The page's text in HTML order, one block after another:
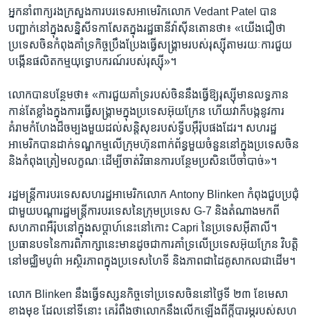
អ្នកនាំពាក្យ​រង​ក្រសួង​ការបរទេស​អាមេរិក​លោក Vedant Patel បាន​
បញ្ជាក់​នៅ​ក្នុង​សន្និសីទ​កាសែត​ក្នុង​រដ្ឋធានី​វ៉ាស៊ីនតោន​ថា៖ «យើង​ជឿ​ថា
ប្រទេស​ចិន​កំពុង​គាំទ្រ​កិច្ច​ប្រឹងប្រែង​ធ្វើ​សង្គ្រាម​របស់​រុស្ស៊ី​តាម​រយៈ​ការ​ជួយ​
បង្កើន​ផលិតកម្ម​យុទ្ធោបករណ៍​របស់​រុស្ស៊ី»។
លោក​បាន​បន្ថែម​ថា៖ «ការ​ជួយ​គាំទ្រ​របស់​ចិន​នឹង​ធ្វើ​ឱ្យ​រុស្ស៊ី​មាន​លទ្ធភាន​
កាន់តែ​ខ្លាំង​ក្នុង​ការ​ធ្វើ​សង្គ្រាម​ក្នុង​ប្រទេស​អ៊ុយក្រែន ហើយ​វា​ក៏​បង្ក​នូវ​ការ​
គំរាមកំហែង​ដ៏​ចម្បង​មួយ​ដល់​សន្តិសុខ​របស់​ទ្វីប​អ៊ឺរ៉ុប​ផងដែរ។ សហរដ្ឋ​
អាមេរិកបាន​ដាក់​ទណ្ឌកម្ម​លើ​ក្រុមហ៊ុន​ពាក់ព័ន្ធ​មួយ​ចំនួន​នៅ​ក្នុង​ប្រទេស​ចិន
និង​កំពុង​ត្រៀម​លក្ខណៈ​ដើម្បី​ចាត់​វិធានការ​បន្ថែម​ប្រសិនបើ​ចាំបាច់»។
រដ្ឋមន្ត្រី​ការបរទេស​សហរដ្ឋ​អាមេរិក​លោក Antony Blinken កំពុង​ជួប​ប្រជុំ​
ជាមួយ​បណ្ដា​រដ្ឋមន្ត្រី​ការបរទេស​នៃ​ក្រុម​ប្រទេស G-7 និង​តំណាង​មកពី​
សហភាព​អឺរ៉ុប​នៅ​ក្នុង​សប្តាហ៍​នេះ​នៅ​កោះ Capri នៃ​ប្រទេស​អ៊ីតាលី។
ប្រធានបទ​នៃ​ការ​ពិភាក្សា​នេះ​មាន​ដូចជា​ការ​គាំទ្រ​លើ​ប្រទេស​អ៊ុយក្រែន វិបត្តិ​
នៅ​មជ្ឈិមបូព៌ា អស្ថិរភាព​ក្នុង​ប្រទេស​ហៃទី និង​ភាព​ជា​ដៃគូ​សាកល​ជាដើម។
លោក Blinken នឹង​ធ្វើ​ទស្សនកិច្ច​ទៅ​ប្រទេស​ចិន​នៅ​ថ្ងៃ​ទី ២៣ ខែ​មេសា​
ខាងមុខ ដែល​នៅ​ទីនោះ គេ​រំពឹង​ថា​លោក​នឹង​លើកឡើង​ពី​ក្តី​បារម្ភ​របស់​សហ